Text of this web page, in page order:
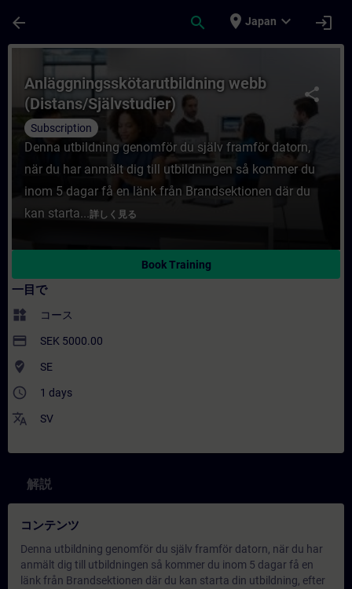
arrow_back search place Japan expand_more login
コース - Anläggningsskötarutbildning
share
Anläggningsskötarutbildning webb
(Distans/Självstudier)
Subscription
Denna utbildning genomför du själv framför datorn,
när du har anmält dig till utbildningen så kommer du
inom 5 dagar få en länk från Brandsektionen där du
kan starta...詳しく見る
Book Training
一目で
widgets コース
payment SEK 5000.00
where_to_vote SE
access_time 1 days
translate SV
解説
コンテンツ
Denna utbildning genomför du själv framför datorn, när du har
anmält dig till utbildningen så kommer du inom 5 dagar få en
länk från Brandsektionen där du kan starta din utbildning, efter